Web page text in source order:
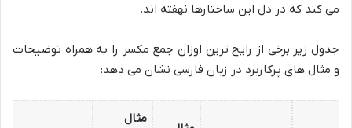
می کند که در دل این ساختارها نهفته اند.
جدول زیر برخی از رایج ترین اوزان جمع مکسر را به همراه توضیحات
و مثال های پرکاربرد در زبان فارسی نشان می دهد:
مثال